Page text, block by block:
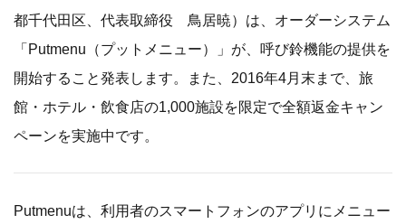
都千代田区、代表取締役 鳥居暁）は、オーダーシステム
「Putmenu（プットメニュー）」が、呼び鈴機能の提供を
開始すること発表します。また、2016年4月末まで、旅
館・ホテル・飲食店の1,000施設を限定で全額返金キャン
ペーンを実施中です。
Putmenuは、利用者のスマートフォンのアプリにメニュー